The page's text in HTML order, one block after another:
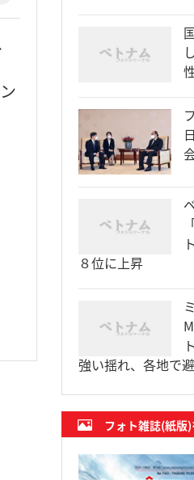
８位に上昇
強い揺れ、各地で
フォト雑誌(紙版